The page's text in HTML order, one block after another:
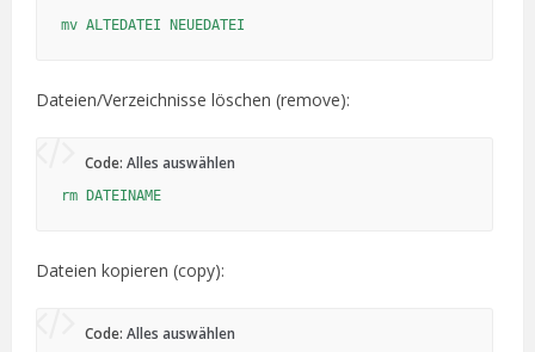
mv ALTEDATEI NEUEDATEI
Dateien/Verzeichnisse löschen (remove):
Code: Alles auswählen
rm DATEINAME
Dateien kopieren (copy):
Code: Alles auswählen